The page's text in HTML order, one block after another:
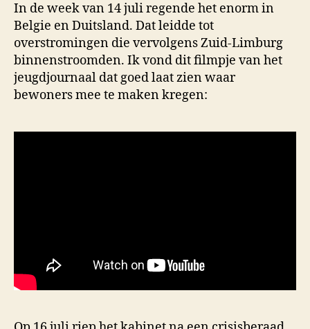
In de week van 14 juli regende het enorm in
Belgie en Duitsland. Dat leidde tot
overstromingen die vervolgens Zuid-Limburg
binnenstroomden. Ik vond dit filmpje van het
jeugdjournaal dat goed laat zien waar
bewoners mee te maken kregen: